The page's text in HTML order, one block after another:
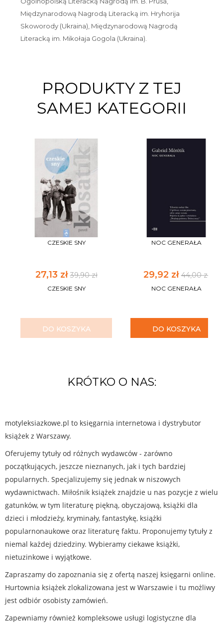
Międzynarodową Nagrodą Literacką im. Hryhorija
Skoworody (Ukraina), Międzynarodową Nagrodą
Literacką im. Mikołaja Gogola (Ukraina).
PRODUKTY Z TEJ
SAMEJ KATEGORII
CZESKIE SNY
27,13 zł39,90 zł
CZESKIE SNY
DO KOSZYKA
NOC GENERAŁA
29,92 zł44,00 zł
NOC GENERAŁA
DO KOSZYKA
KRÓTKO O NAS:
motyleksiazkowe.pl to księgarnia internetowa i dystrybutor
książek z Warszawy.
Oferujemy tytuły od różnych wydawców - zarówno
początkujących, jeszcze nieznanych, jak i tych bardziej
popularnych. Specjalizujemy się jednak w niszowych
wydawnictwach. Miłośnik książek znajdzie u nas pozycje z wielu
gatunków, w tym literaturę piękną, obyczajową, książki dla
dzieci i młodzieży, kryminały, fantastykę, książki
popularnonaukowe oraz literaturę faktu. Proponujemy tytuły z
niemal każdej dziedziny. Wybieramy ciekawe książki,
nietuzinkowe i wyjątkowe.
Zapraszamy do zapoznania się z ofertą naszej księgarni online.
Hurtownia książek zlokalizowana jest w Warszawie i tu możliwy
jest odbiór osobisty zamówień.
Zapewniamy również kompleksowe usługi logistyczne dla